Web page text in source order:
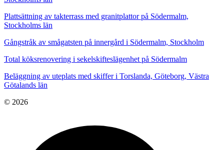
Plattsättning av takterrass med granitplattor på Södermalm,
Stockholms län
Gångstråk av smågatsten på innergård i Södermalm, Stockholm
Total köksrenovering i sekelskifteslägenhet på Södermalm
Beläggning av uteplats med skiffer i Torslanda, Göteborg, Västra
Götalands län
© 2026